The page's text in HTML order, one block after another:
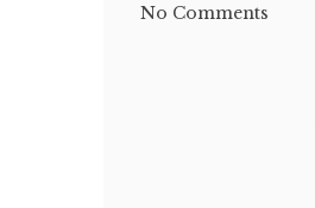
No Comments